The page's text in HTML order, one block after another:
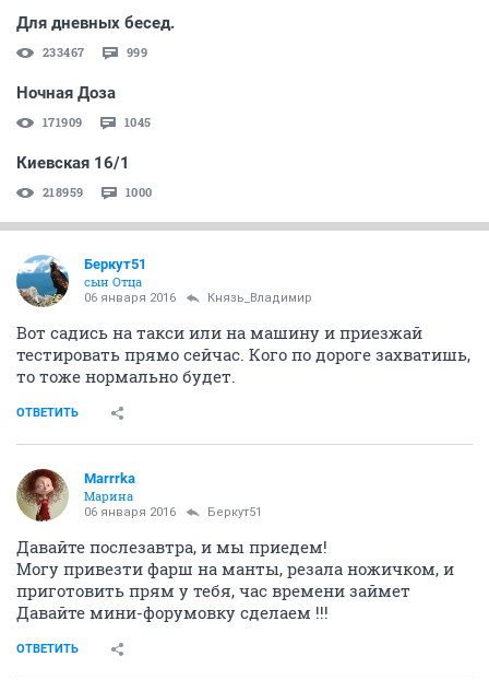
Для дневных бесед.
233467 999
Ночная Доза
171909 1045
Киевская 16/1
218959 1000
Беркут51
сын Отца
06 января 2016 Князь_Владимир
Вот садись на такси или на машину и приезжай
тестировать прямо сейчас. Кого по дороге захватишь,
то тоже нормально будет.
ОТВЕТИТЬ
Marrrka
Марина
06 января 2016 Беркут51
Давайте послезавтра, и мы приедем!
Могу привезти фарш на манты, резала ножичком, и
приготовить прям у тебя, час времени займет
Давайте мини-форумовку сделаем !!!
ОТВЕТИТЬ